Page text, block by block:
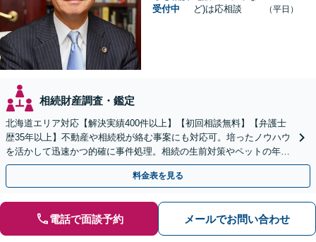
受付中
ど)は応相談
（平日）
相続財産調査・鑑定
北海道エリア対応【解決実績400件以上】【初回相談無料】【弁護士
歴35年以上】不動産や相続税が絡む事案にも対応可。培ったノウハウ
を活かして迅速かつ的確に事件処理。相続の生前対策やペットの年金
システムもお任せ【完全個室】【自衛隊前駅8分】
料金表を見る
電話で面談予約 メールでお問い合わせ